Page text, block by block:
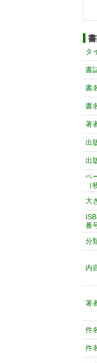
タ
書
書
書
著
出
出
（
大
番
分
内
著
件
件